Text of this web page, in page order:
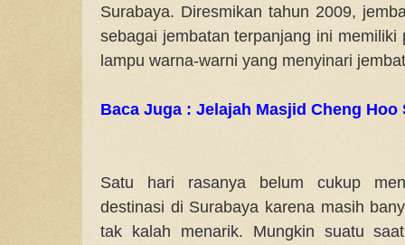
Surabaya. Diresmikan tahun 2009,
sebagai jembatan terpanjang ini
lampu warna-warni yang menyinari
Baca Juga : Jelajah Masjid Cheng Hoo
Satu hari rasanya belum cukup
destinasi di Surabaya karena masih
tak kalah menarik. Mungkin suatu